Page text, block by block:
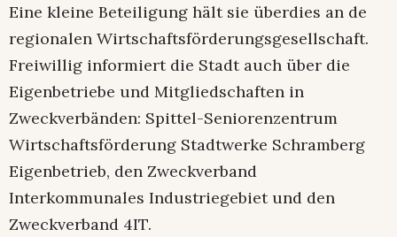
Eine kleine Beteiligung hält sie überdies an de
regionalen Wirtschaftsförderungsgesellschaft.
Freiwillig informiert die Stadt auch über die
Eigenbetriebe und Mitgliedschaften in
Zweckverbänden: Spittel-Seniorenzentrum
Wirtschaftsförderung Stadtwerke Schramberg
Eigenbetrieb, den Zweckverband
Interkommunales Industriegebiet und den
Zweckverband 4IT.